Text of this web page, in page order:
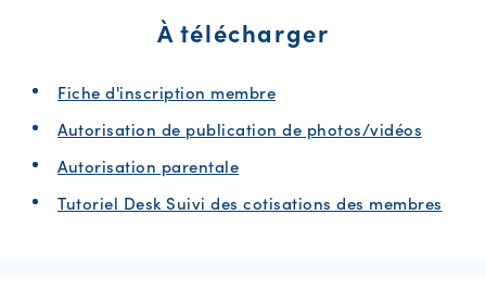
À télécharger
Fiche d'inscription membre
Autorisation de publication de photos/vidéos
Autorisation parentale
Tutoriel Desk Suivi des cotisations des membres